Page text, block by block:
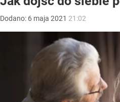
Dodano: 6 maja 2021 21:02